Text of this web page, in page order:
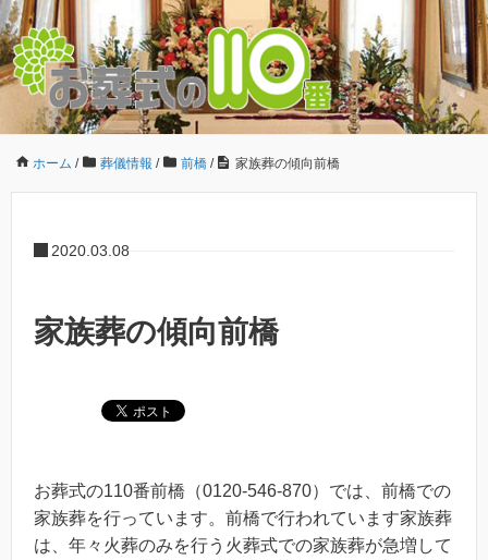
ホーム / 葬儀情報 / 前橋 / 家族葬の傾向前橋
2020.03.08
家族葬の傾向前橋
お葬式の110番前橋（0120-546-870）では、前橋での
家族葬を行っています。前橋で行われています家族葬
は、年々火葬のみを行う火葬式での家族葬が急増して